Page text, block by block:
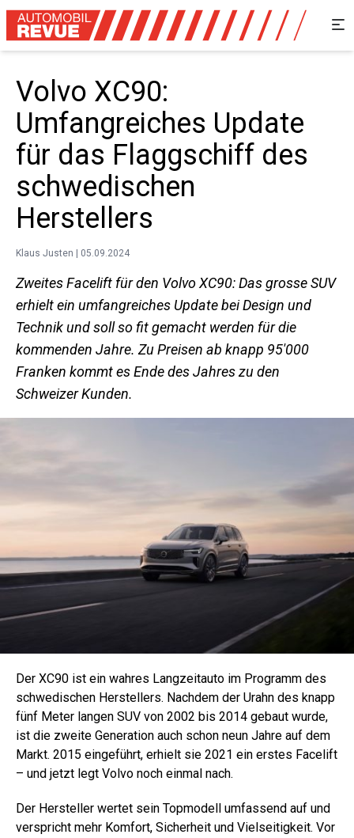
Volvo XC90:
Umfangreiches Update
für das Flaggschiff des
schwedischen
Herstellers
Klaus Justen | 05.09.2024
Zweites Facelift für den Volvo XC90: Das grosse SUV
erhielt ein umfangreiches Update bei Design und
Technik und soll so fit gemacht werden für die
kommenden Jahre. Zu Preisen ab knapp 95'000
Franken kommt es Ende des Jahres zu den
Schweizer Kunden.
Der XC90 ist ein wahres Langzeitauto im Programm des
schwedischen Herstellers. Nachdem der Urahn des knapp
fünf Meter langen SUV von 2002 bis 2014 gebaut wurde,
ist die zweite Generation auch schon neun Jahre auf dem
Markt. 2015 eingeführt, erhielt sie 2021 ein erstes Facelift
– und jetzt legt Volvo noch einmal nach.
Der Hersteller wertet sein Topmodell umfassend auf und
verspricht mehr Komfort, Sicherheit und Vielseitigkeit. Vor